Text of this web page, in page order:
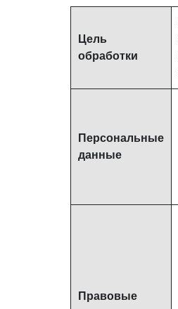
Цель
обработки
Персональные
данные
Правовые